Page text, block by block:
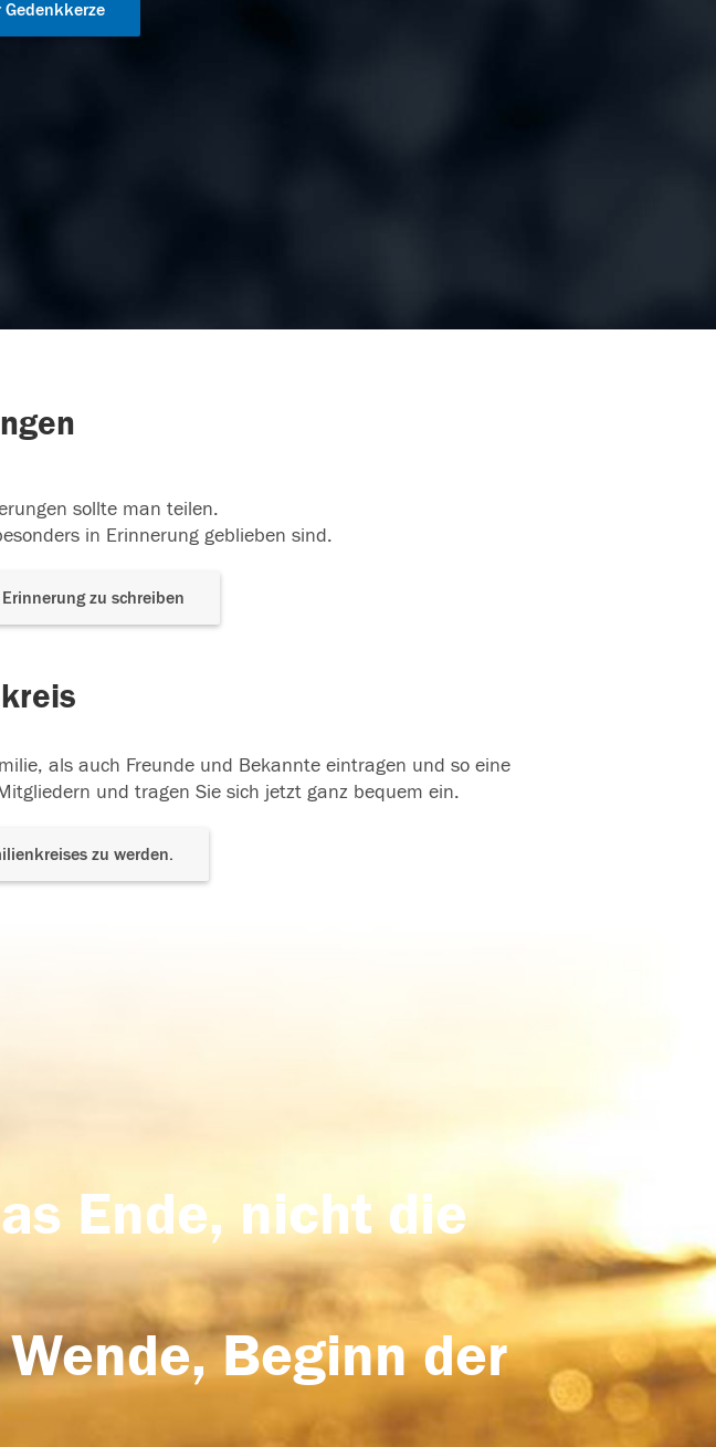
Gedenkkerze
sollte man teilen.
in Erinnerung geblieben sind.
zu schreiben
als auch Freunde und Bekannte eintragen und so eine
und tragen Sie sich jetzt ganz bequem ein.
zu werden.
Ende, nicht die
Beginn der